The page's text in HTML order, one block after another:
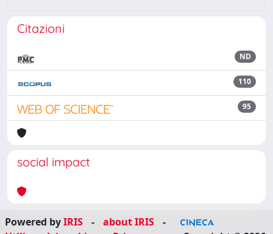
Citazioni
ND
110
95
social impact
Powered byIRIS - about IRIS
-